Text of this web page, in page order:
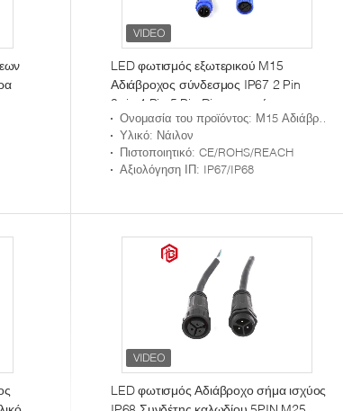
LED φωτισμός εξωτερικού M15
Αδιάβροχος σύνδεσμος IP67 2 Pin
3pin 4 Pin 5 Pin Din γυναικείο
σύνδεσμος
Ονομασία του προϊόντος: Μ15 Αδιάβροχος σύνδεσμος
Υλικό: Νάιλον
Πιστοποιητικό: CE/ROHS/REACH
Αξιολόγηση ΙΠ: IP67/IP68
LED φωτισμός Αδιάβροχο σήμα ισχύος